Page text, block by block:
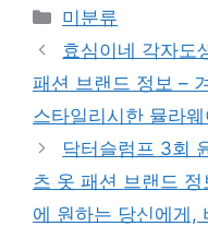
Categories
미분류
효심이네 각자도
패션 브랜드 정보 –
스타일리시한 뮬라
닥터슬럼프 3회
츠 옷 패션 브랜드
에 원하는 당신에게,